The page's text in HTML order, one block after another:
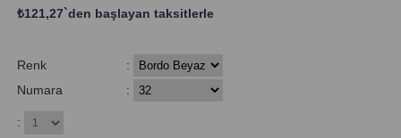
₺121,27`den başlayan taksitlerle
Renk
:
Numara
:
: